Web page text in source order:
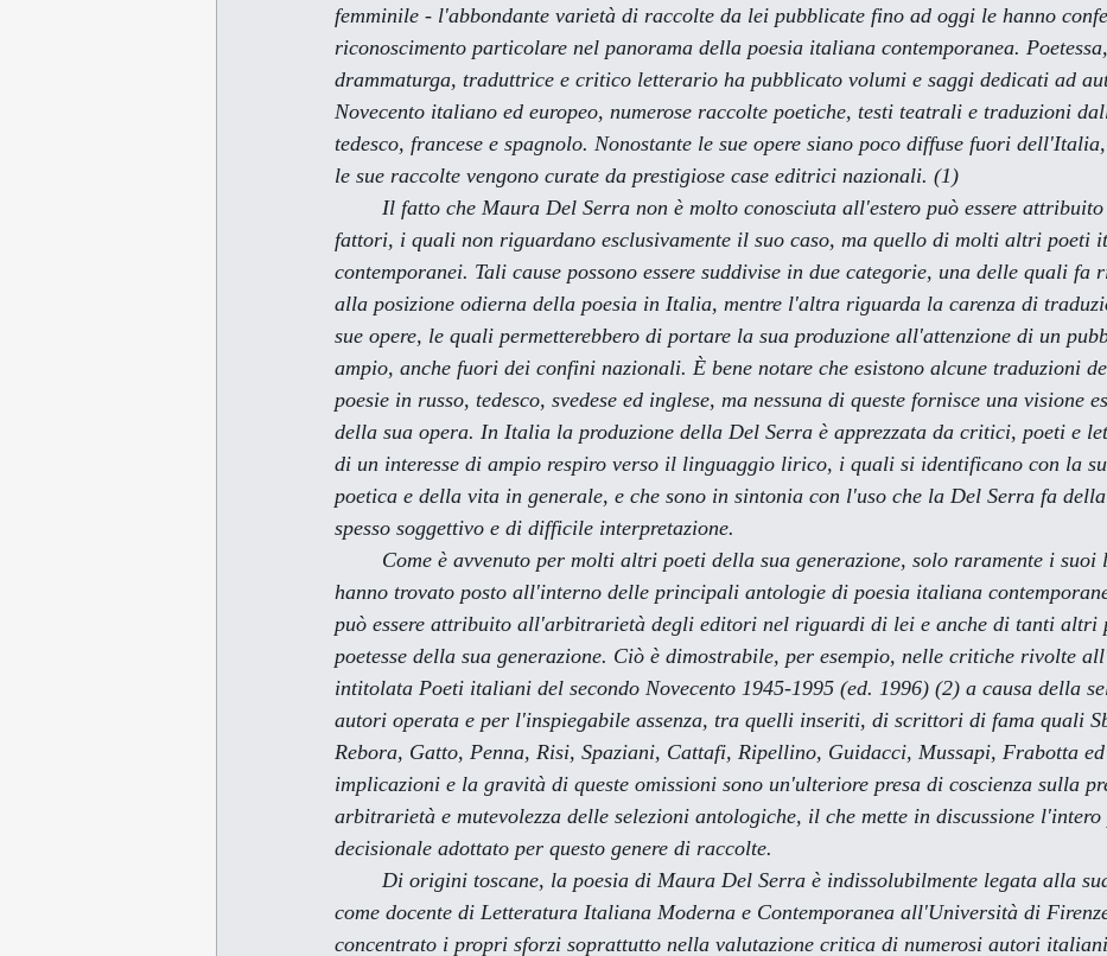
femminile - l'abbondante varietà di raccolte da lei pubblicate fino ad oggi le hanno
riconoscimento particolare nel panorama della poesia italiana contemporanea. Poetessa,
drammaturga, traduttrice e critico letterario ha pubblicato volumi e saggi dedicati ad
Novecento italiano ed europeo, numerose raccolte poetiche, testi teatrali e traduzioni
tedesco, francese e spagnolo. Nonostante le sue opere siano poco diffuse fuori
le sue raccolte vengono curate da prestigiose case editrici nazionali. (1)
fattori, i quali non riguardano esclusivamente il suo caso, ma quello di molti altri poeti
contemporanei. Tali cause possono essere suddivise in due categorie, una delle quali fa
alla posizione odierna della poesia in Italia, mentre l'altra riguarda la carenza di
sue opere, le quali permetterebbero di portare la sua produzione all'attenzione di un
ampio, anche fuori dei confini nazionali. È bene notare che esistono alcune traduzioni
poesie in russo, tedesco, svedese ed inglese, ma nessuna di queste fornisce una visione
della sua opera. In Italia la produzione della Del Serra è apprezzata da critici, poeti e
di un interesse di ampio respiro verso il linguaggio lirico, i quali si identificano con la
poetica e della vita in generale, e che sono in sintonia con l'uso che la Del Serra fa
spesso soggettivo e di difficile interpretazione.
hanno trovato posto all'interno delle principali antologie di poesia italiana
può essere attribuito all'arbitrarietà degli editori nel riguardi di lei e anche di tanti altri
poetesse della sua generazione. Ciò è dimostrabile, per esempio, nelle critiche rivolte
intitolata Poeti italiani del secondo Novecento 1945-1995 (ed. 1996) (2) a causa della
autori operata e per l'inspiegabile assenza, tra quelli inseriti, di scrittori di fama quali
Rebora, Gatto, Penna, Risi, Spaziani, Cattafi, Ripellino, Guidacci, Mussapi, Frabotta
implicazioni e la gravità di queste omissioni sono un'ulteriore presa di coscienza sulla
arbitrarietà e mutevolezza delle selezioni antologiche, il che mette in discussione l'intero
decisionale adottato per questo genere di raccolte.
come docente di Letteratura Italiana Moderna e Contemporanea all'Università di
concentrato i propri sforzi soprattutto nella valutazione critica di numerosi autori